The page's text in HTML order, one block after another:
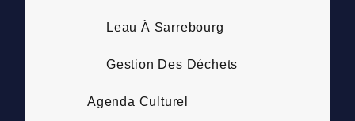
Leau À Sarrebourg
Gestion Des Déchets
Agenda Culturel